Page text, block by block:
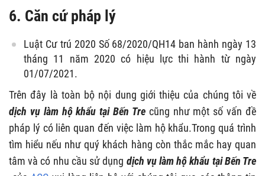
6. Căn cứ pháp lý
Luật Cư trú 2020 Số 68/2020/QH14 ban hành ngày 13
tháng 11 năm 2020 có hiệu lực thi hành từ ngày
01/07/2021.
Trên đây là toàn bộ nội dung giới thiệu của chúng tôi về
dịch vụ làm hộ khẩu tại Bến Tre cũng như một số vấn đề
pháp lý có liên quan đến việc làm hộ khẩu.Trong quá trình
tìm hiểu nếu như quý khách hàng còn thắc mắc hay quan
tâm và có nhu cầu sử dụng dịch vụ làm hộ khẩu tại Bến Tre